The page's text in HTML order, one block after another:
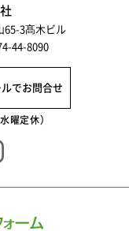
3髙木ビル
44-8090
でお問合せ
曜定休）